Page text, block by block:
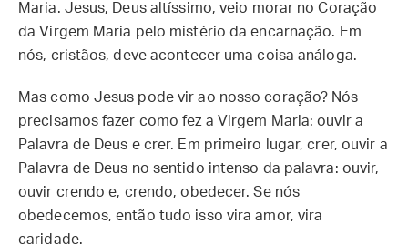
Maria. Jesus, Deus altíssimo, veio morar no Coração
da Virgem Maria pelo mistério da encarnação. Em
nós, cristãos, deve acontecer uma coisa análoga.
Mas como Jesus pode vir ao nosso coração? Nós
precisamos fazer como fez a Virgem Maria: ouvir a
Palavra de Deus e crer. Em primeiro lugar, crer, ouvir a
Palavra de Deus no sentido intenso da palavra: ouvir,
ouvir crendo e, crendo, obedecer. Se nós
obedecemos, então tudo isso vira amor, vira
caridade.